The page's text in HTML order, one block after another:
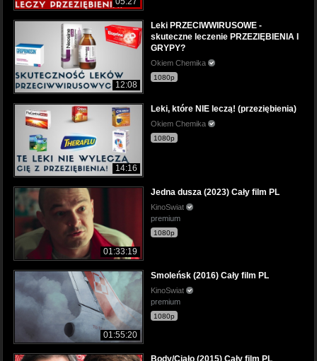
12:08
Leki PRZECIWWIRUSOWE -
skuteczne leczenie PRZEZIĘBIENIA I
GRYPY?
Okiem Chemika
1080p
14:16
Leki, które NIE leczą! (przeziębienia)
Okiem Chemika
1080p
01:33:19
Jedna dusza (2023) Cały film PL
KinoSwiat
premium
1080p
01:55:20
Smoleńsk (2016) Cały film PL
KinoSwiat
premium
1080p